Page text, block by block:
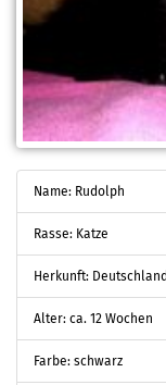
Name: Rudolph
Rasse: Katze
Herkunft: Deutschland
Alter: ca. 12 Wochen
Farbe: schwarz